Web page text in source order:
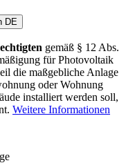
DE
gemäß § 12 Abs.
für Photovoltaik
die maßgebliche Anlage
oder Wohnung
installiert werden soll,
Weitere Informationen